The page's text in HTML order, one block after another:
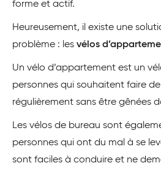
forme et actif.
Heureusement, il existe une
problème : les vélos
Un vélo d’appartement est un
personnes qui souhaitent faire de
régulièrement sans être gênées
Les vélos de bureau sont
personnes qui ont du mal à se
sont faciles à conduire et ne